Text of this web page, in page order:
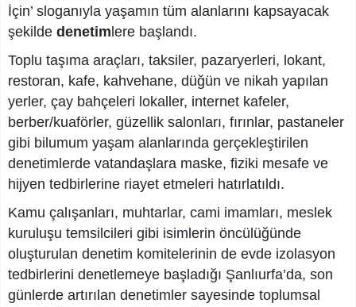
İçin’ sloganıyla yaşamın tüm alanlarını kapsayacak
şekilde denetim lere başlandı.
Toplu taşıma araçları, taksiler, pazaryerleri, lokant,
restoran, kafe, kahvehane, düğün ve nikah yapılan
yerler, çay bahçeleri lokaller, internet kafeler,
berber/kuaförler, güzellik salonları, fırınlar, pastaneler
gibi bilumum yaşam alanlarında gerçekleştirilen
denetimlerde vatandaşlara maske, fiziki mesafe ve
hijyen tedbirlerine riayet etmeleri hatırlatıldı.
Kamu çalışanları, muhtarlar, cami imamları, meslek
kuruluşu temsilcileri gibi isimlerin öncülüğünde
oluşturulan denetim komitelerinin de evde izolasyon
tedbirlerini denetlemeye başladığı Şanlıurfa’da, son
günlerde artırılan denetimler sayesinde toplumsal